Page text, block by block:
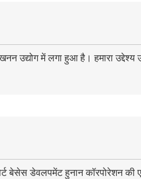
उद्योग में लगा हुआ है। हमारा
बेसेस डेवलपमेंट हुनान कॉरपोरेशन की